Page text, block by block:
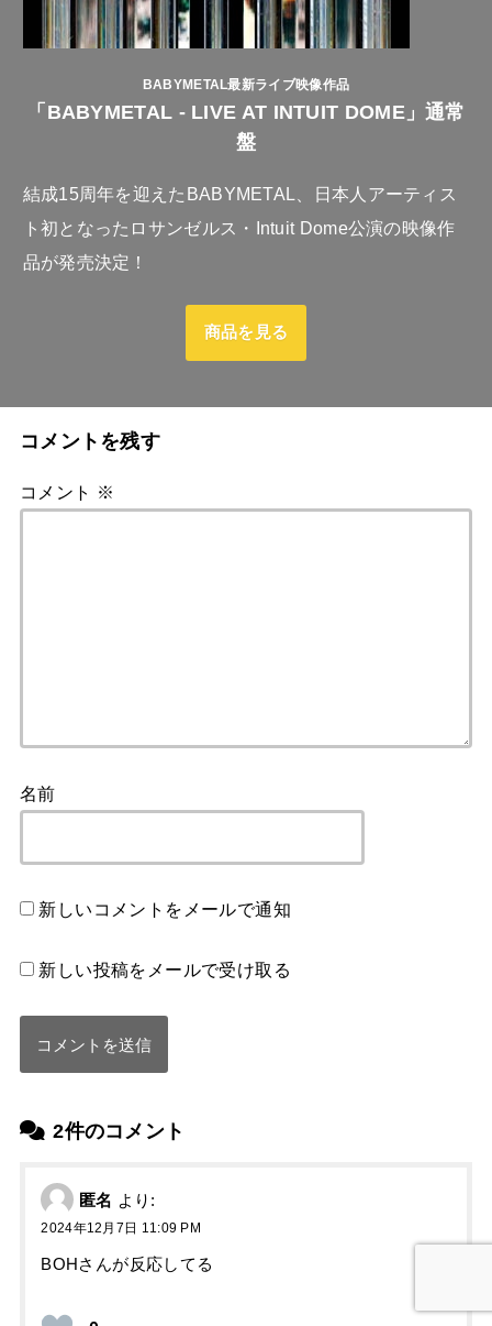
BABYMETAL最新ライブ映像作品
「BABYMETAL - LIVE AT INTUIT DOME」通常
盤
結成15周年を迎えたBABYMETAL、日本人アーティス
ト初となったロサンゼルス・Intuit Dome公演の映像作
品が発売決定！
商品を見る
2件のコメント
匿名 より:
2024年12月7日 11:09 PM
BOHさんが反応してる
コメントを残す
コメント ※
名前
新しいコメントをメールで通知
新しい投稿をメールで受け取る